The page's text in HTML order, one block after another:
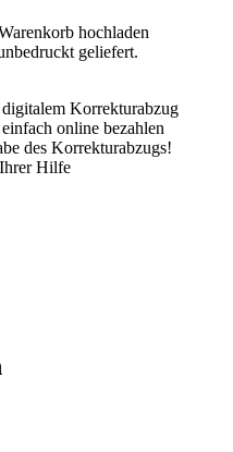
hochladen
geliefert.
Korrekturabzug
online bezahlen
des Korrekturabzugs!
Hilfe